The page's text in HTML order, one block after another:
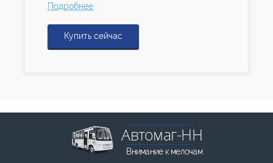
Подробнее
Купить сейчас
Автомаг-НН
Внимание к мелочам